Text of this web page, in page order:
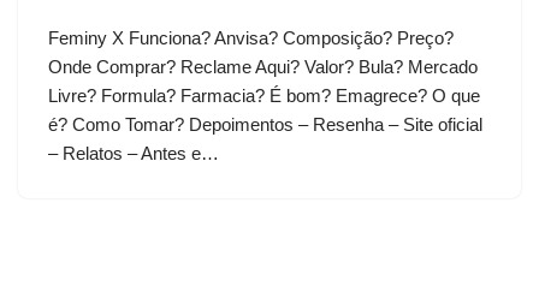
Feminy X Funciona? Anvisa? Composição? Preço?
Onde Comprar? Reclame Aqui? Valor? Bula? Mercado
Livre? Formula? Farmacia? É bom? Emagrece? O que
é? Como Tomar? Depoimentos – Resenha – Site oficial
– Relatos – Antes e…